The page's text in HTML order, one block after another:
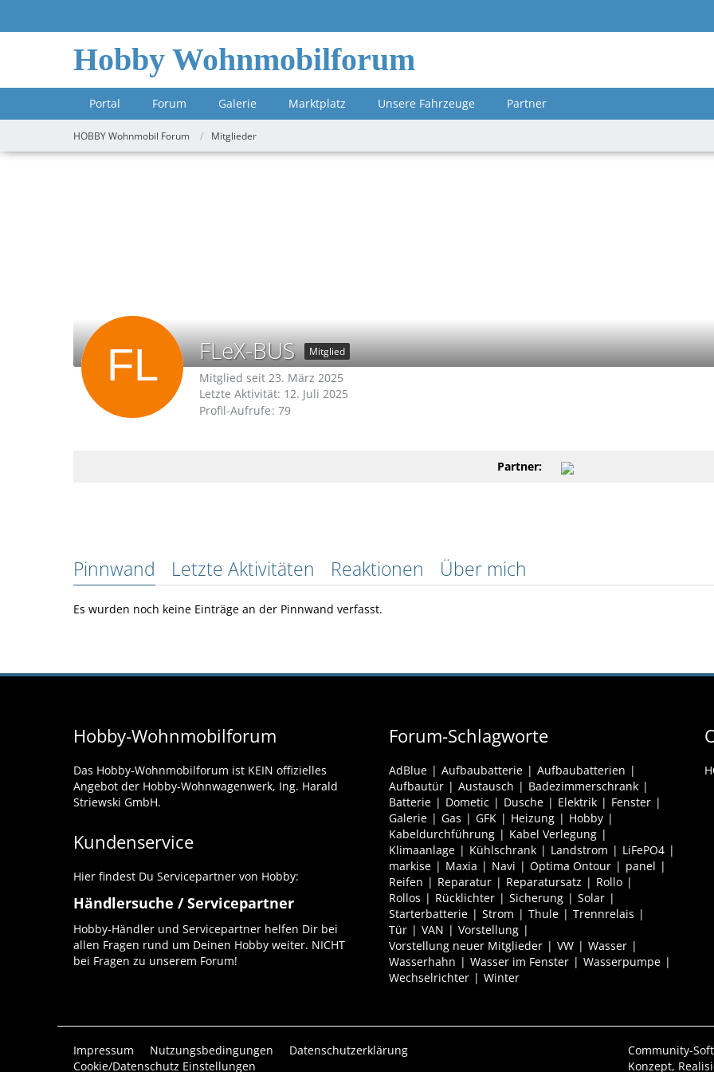
Hobby Wohnmobilforum
Portal Forum Galerie Marktplatz Unsere Fahrzeuge Partner
HOBBY Wohnmobil Forum Mitglieder
FLeX-BUS Mitglied
Mitglied seit 23. März 2025
Letzte Aktivität: 12. Juli 2025
Profil-Aufrufe 79
Partner:
Pinnwand Letzte Aktivitäten Reaktionen Über mich
Es wurden noch keine Einträge an der Pinnwand verfasst.
Hobby-Wohnmobilforum
Das Hobby-Wohnmobilforum ist KEIN offizielles
Angebot der Hobby-Wohnwagenwerk, Ing. Harald
Striewski GmbH.
Kundenservice
Hier findest Du Servicepartner von Hobby:
Händlersuche / Servicepartner
Hobby-Händler und Servicepartner helfen Dir bei
allen Fragen rund um Deinen Hobby weiter. NICHT
bei Fragen zu unserem Forum!
Forum-Schlagworte
AdBlue Aufbaubatterie
Aufbaubatterien
Aufbautür
Austausch
Badezimmerschrank
Batterie
Dometic Dusche Elektrik
Fenster
Galerie
Gas GFK Heizung
Hobby
Kabeldurchführung
Kabel Verlegung
Klimaanlage
Kühlschrank Landstrom
LiFePO4
markise
Maxia Navi Optima Ontour
panel
Reifen
Reparatur Reparatursatz
Rollo
Rollos
Rücklichter Sicherung
Solar
Starterbatterie
Strom Thule
Trennrelais
Tür
VAN
Vorstellung
Vorstellung neuer Mitglieder
VW
Wasser
Wasserhahn
Wasser im Fenster
Wasserpumpe
Wechselrichter
Winter
Impressum Nutzungsbedingungen
Datenschutzerklärung
Cookie/Datenschutz Einstellungen
Community-
Konzept,